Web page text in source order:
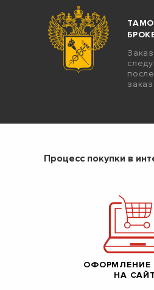
Процесс покупки в
ОФОРМЛЕНИЕ
НА